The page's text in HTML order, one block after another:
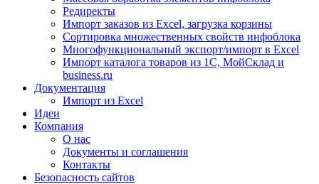
Редиректы
Импорт заказов из Excel, загрузка корзины
Сортировка множественных свойств инфоблока
Многофункциональный экспорт/импорт в Excel
Импорт каталога товаров из 1С, МойСклад и
business.ru
Документация
Импорт из Excel
Идеи
Компания
О нас
Документы и соглашения
Контакты
Безопаcность сайтов